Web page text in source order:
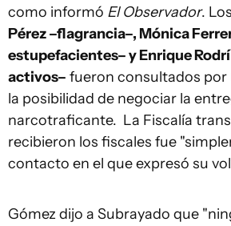
como informó El Observador.
Pérez –flagrancia–, Mónica
estupefacientes– y Enrique
activos– fueron consultados
la posibilidad de negociar la
narcotraficante. La Fiscalía
recibieron los fiscales fue
contacto en el que expresó su
Gómez dijo a Subrayado que